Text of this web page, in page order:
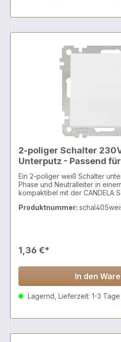
2-poliger Schalter
Unterputz - Passend für
Schalterserie
Ein 2-poliger weiß Schalter
Phase und Neutralleiter in
Produktnummer:
1,36 €*
In den
Lagernd, Lieferzeit: 1-3 Tage